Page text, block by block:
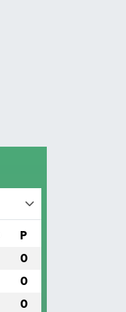
P
0
0
0